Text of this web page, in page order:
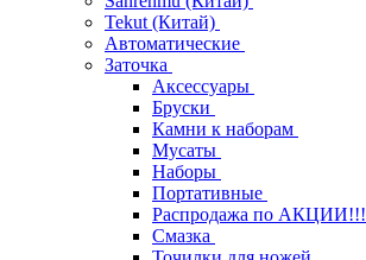
Tekut (Китай)
Автоматические
Заточка
Аксессуары
Бруски
Камни к наборам
Мусаты
Наборы
Портативные
Распродажа по АКЦИИ!!!
Смазка